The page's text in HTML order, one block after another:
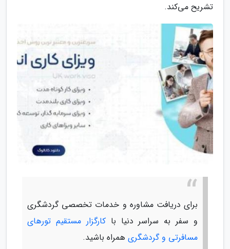
تشریح می‌کند.
برای دریافت مشاوره و خدمات تخصصی گردشگری
و سفر به سراسر دنیا باکارگزار مستقیم تورهای
مسافرتی و گردشگری همراه باشید.